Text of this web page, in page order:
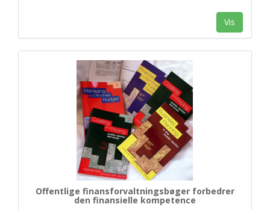
Vis
Offentlige finansforvaltningsbøger forbedrer
den finansielle kompetence